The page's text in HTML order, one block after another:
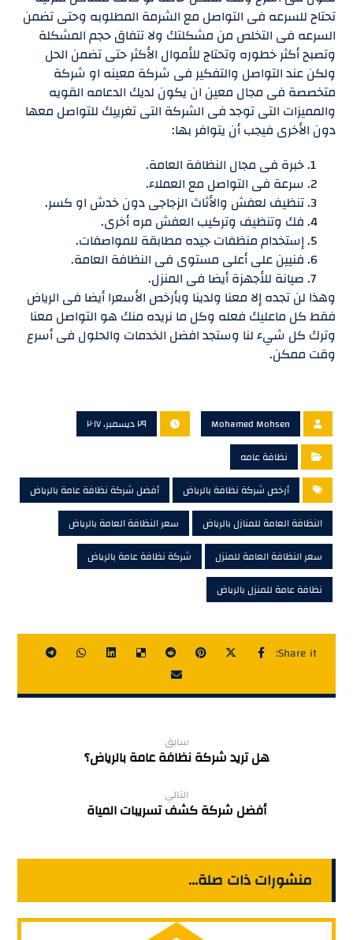
تحتاح للسرعه فى التواصل مع الشرمة المطلوبه وحتى تضمن
السرعه فى التخلص من مشكلتك ولا تتفاق حجم المشكلة
وتصبح أكثر خطوره وتحتاج للأموال الأكثر حتى تضمن الحل
ولكن عند التواصل والتفكير فى شركة معينه او شركة
متخصصة فى مجال معين ان يكون لديك الدعامه القويه
والمميزات التى توجد فى الشركة التى تغرييك للتواصل معها
دون الأخرى فيجب أن يتوافر بها:
خبرة فى مجال النظافة العامة.
سرعة فى التواصل مع العملاء.
تنظيف لعفش والأثاث الزجاجى دون خدش او كسر.
فك وتنظيف وتركيب العفش مره أخرى.
إستخدام منظفات جيده مطابقة للمواصفات.
فنيين على أعلى مستوى فى النظافة العامة.
صيانة للأجهزة أيضا فى المنزل.
وهذا لن تجده إلا معنا ولدينا وبأرخص الأسعرا أيضا فى الرياض
فقط كل ماعليك فعله وكل ما نريده منك هو التواصل معنا
وترك كل شيء لنا وستجد افضل الخدمات والحلول فى أسرع
وقت ممكن.
Mohamed Mohsen
٢٩ ديسمبر، ٢٠١٧
نظافة عامه
أرخص شركة نظافة بالرياض
أفضل شركة نظافة عامة بالرياض
النظافة العامة للمنازل بالرياض
سعر النظافة العامة بالرياض
سعر النظافة العامة للمنزل
شركة نظافة عامة بالرياض
نظافة عامة للمنزل بالرياض
سابق
هل تريد شركة نظافة عامة بالرياض؟
التالي
أفضل شركة كشف تسريبات المياة
منشورات ذات صلة...